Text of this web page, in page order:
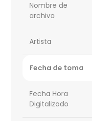
Nombre de
archivo
Artista
Fecha de toma
Fecha Hora
Digitalizado